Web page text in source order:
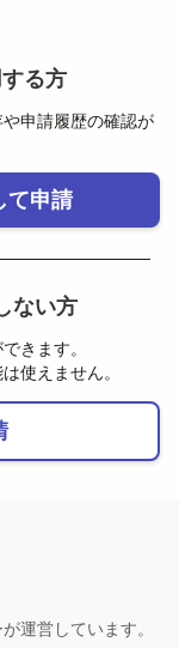
る方
申請履歴の確認が
て申請
ない方
きます。
使えません。
運営しています。